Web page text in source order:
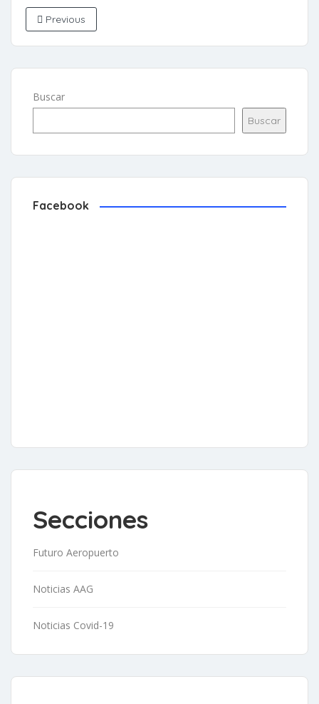
Previous
Buscar
Buscar
Facebook
Secciones
Futuro Aeropuerto
Noticias AAG
Noticias Covid-19